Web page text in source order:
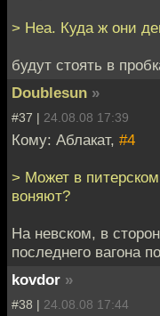
> Неа. Куда ж они
будут стоять в
Doublesun »
#37 | 24.08.08 17:39
Кому: Аблакат, #4
> Может в
воняют?
На невском, в
последнего вагона
kovdor »
#38 | 24.08.08 17:44